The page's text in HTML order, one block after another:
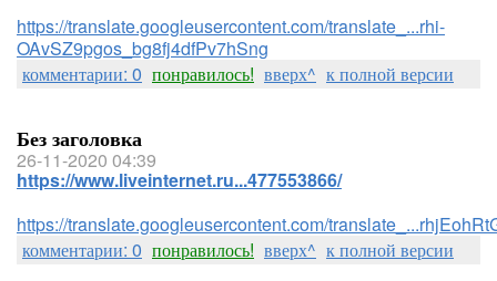
https://translate.googleusercontent.com/translate_...rhi-
OAvSZ9pgos_bg8fj4dfPv7hSng
комментарии: 0 понравилось! вверх^ к полной версии
Без заголовка
26-11-2020 04:39
https://www.liveinternet.ru...477553866/
https://translate.googleusercontent.com/
комментарии: 0 понравилось! вверх^ к полной версии